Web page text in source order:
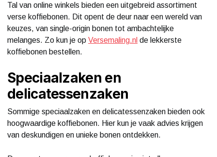
Tal van online winkels bieden een uitgebreid assortiment
verse koffiebonen. Dit opent de deur naar een wereld van
keuzes, van single-origin bonen tot ambachtelijke
melanges. Zo kun je op Versemaling.nl de lekkerste
koffiebonen bestellen.
Speciaalzaken en
delicatessenzaken
Sommige speciaalzaken en delicatessenzaken bieden ook
hoogwaardige koffiebonen. Hier kun je vaak advies krijgen
van deskundigen en unieke bonen ontdekken.